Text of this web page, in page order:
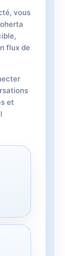
vous
flux de
et